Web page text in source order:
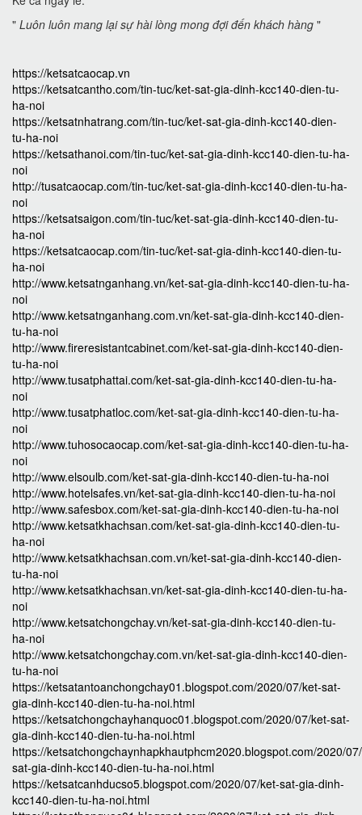
" Luôn luôn mang lại sự hài lòng mong đợi đến khách hàng "
https://ketsatcaocap.vn
https://ketsatcantho.com/tin-tuc/ket-sat-gia-dinh-kcc140-dien-tu-
ha-noi
https://ketsatnhatrang.com/tin-tuc/ket-sat-gia-dinh-kcc140-dien-
tu-ha-noi
https://ketsathanoi.com/tin-tuc/ket-sat-gia-dinh-kcc140-dien-tu-ha-
noi
http://tusatcaocap.com/tin-tuc/ket-sat-gia-dinh-kcc140-dien-tu-ha-
noi
https://ketsatsaigon.com/tin-tuc/ket-sat-gia-dinh-kcc140-dien-tu-
ha-noi
https://ketsatcaocap.com/tin-tuc/ket-sat-gia-dinh-kcc140-dien-tu-
ha-noi
http://www.ketsatnganhang.vn/ket-sat-gia-dinh-kcc140-dien-tu-ha-
noi
http://www.ketsatnganhang.com.vn/ket-sat-gia-dinh-kcc140-dien-
tu-ha-noi
http://www.fireresistantcabinet.com/ket-sat-gia-dinh-kcc140-dien-
tu-ha-noi
http://www.tusatphattai.com/ket-sat-gia-dinh-kcc140-dien-tu-ha-
noi
http://www.tusatphatloc.com/ket-sat-gia-dinh-kcc140-dien-tu-ha-
noi
http://www.tuhosocaocap.com/ket-sat-gia-dinh-kcc140-dien-tu-ha-
noi
http://www.elsoulb.com/ket-sat-gia-dinh-kcc140-dien-tu-ha-noi
http://www.hotelsafes.vn/ket-sat-gia-dinh-kcc140-dien-tu-ha-noi
http://www.safesbox.com/ket-sat-gia-dinh-kcc140-dien-tu-ha-noi
http://www.ketsatkhachsan.com/ket-sat-gia-dinh-kcc140-dien-tu-
ha-noi
http://www.ketsatkhachsan.com.vn/ket-sat-gia-dinh-kcc140-dien-
tu-ha-noi
http://www.ketsatkhachsan.vn/ket-sat-gia-dinh-kcc140-dien-tu-ha-
noi
http://www.ketsatchongchay.vn/ket-sat-gia-dinh-kcc140-dien-tu-
ha-noi
http://www.ketsatchongchay.com.vn/ket-sat-gia-dinh-kcc140-dien-
tu-ha-noi
https://ketsatantoanchongchay01.blogspot.com/2020/07/ket-sat-
gia-dinh-kcc140-dien-tu-ha-noi.html
https://ketsatchongchayhanquoc01.blogspot.com/2020/07/ket-sat-
gia-dinh-kcc140-dien-tu-ha-noi.html
https://ketsatchongchaynhapkhautphcm2020.blogspot.com/2020/
sat-gia-dinh-kcc140-dien-tu-ha-noi.html
https://ketsatcanhducso5.blogspot.com/2020/07/ket-sat-gia-dinh-
kcc140-dien-tu-ha-noi.html